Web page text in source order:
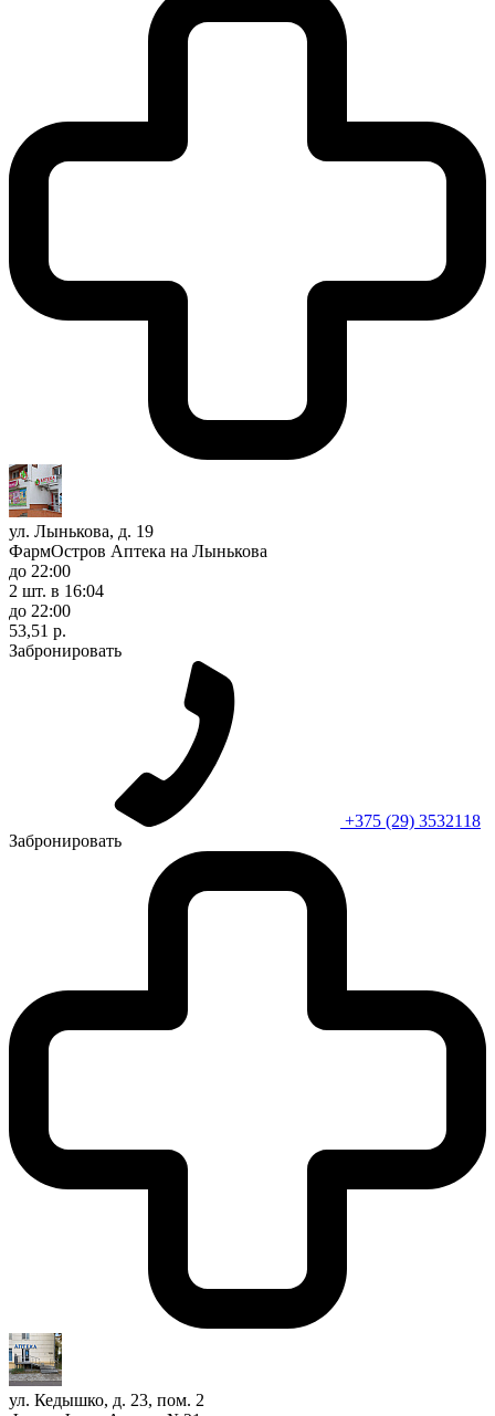
ул. Лынькова, д. 19
ФармОстров Аптека на Лынькова
до 22:00
2 шт. в 16:04
до 22:00
53,51 р.
Забронировать
+375 (29) 3532118
Забронировать
ул. Кедышко, д. 23, пом. 2